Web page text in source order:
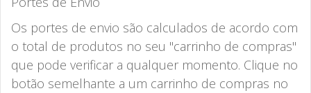
Os portes de envio são calculados de acordo com
o total de produtos no seu "carrinho de compras"
que pode verificar a qualquer momento. Clique no
botão semelhante a um carrinho de compras no